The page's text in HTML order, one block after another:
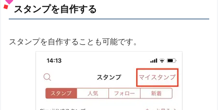
スタンプを自作する
スタンプを自作することも可能です。